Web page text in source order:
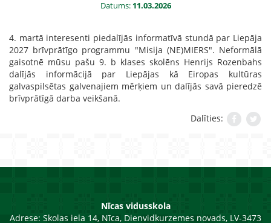
Datums: 11.03.2026
4. martā interesenti piedalījās informatīvā stundā par Liepāja
2027 brīvprātīgo programmu "Misija (NE)MIERS". Neformālā
gaisotnē mūsu pašu 9. b klases skolēns Henrijs Rozenbahs
dalījās informācijā par Liepājas kā Eiropas kultūras
galvaspilsētas galvenajiem mērķiem un dalījās savā pieredzē
brīvprātīgā darba veikšanā.
Dalīties:
Nīcas vidusskola
Adrese: Skolas iela 14, Nīca, Dienvidkurzemes novads, LV-3473